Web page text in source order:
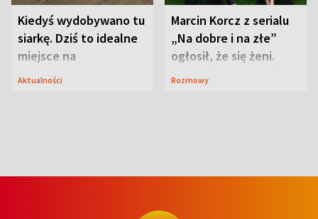
Kiedyś wydobywano tu
siarkę. Dziś to idealne
miejsce na
wypoczynek
Aktualności
Marcin Korcz z serialu
„Na dobre i na złe”
ogłosił, że się żeni.
Zdradził, co zmienił
Rozmowy